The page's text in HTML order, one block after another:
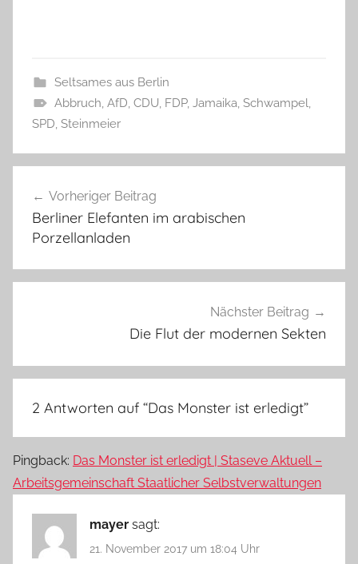
Seltsames aus Berlin
Abbruch, AfD, CDU, FDP, Jamaika, Schwampel,
SPD, Steinmeier
Vorheriger Beitrag
Berliner Elefanten im arabischen
Porzellanladen
Nächster Beitrag
Die Flut der modernen Sekten
2 Antworten auf “Das Monster ist erledigt”
Pingback: Das Monster ist erledigt | Staseve Aktuell –
Arbeitsgemeinschaft Staatlicher Selbstverwaltungen
mayer sagt:
21. November 2017 um 18:04 Uhr